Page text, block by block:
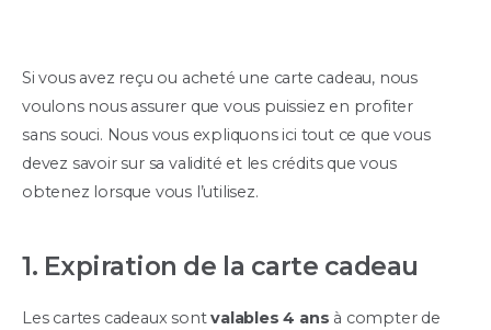
Si vous avez reçu ou acheté une carte cadeau, nous
voulons nous assurer que vous puissiez en profiter
sans souci. Nous vous expliquons ici tout ce que vous
devez savoir sur sa validité et les crédits que vous
obtenez lorsque vous l’utilisez.
1. Expiration de la carte cadeau
Les cartes cadeaux sontvalables 4 ans à compter de